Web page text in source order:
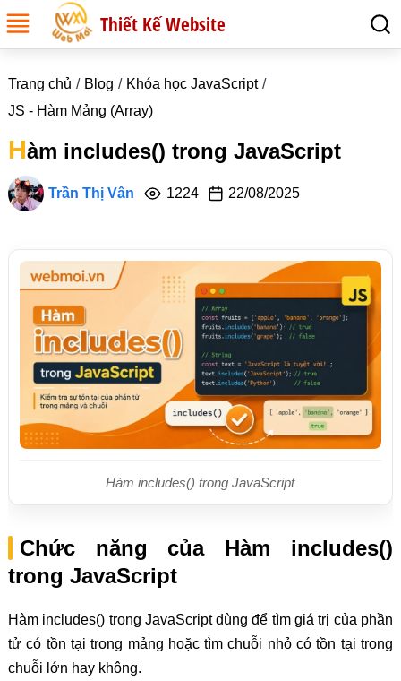
Thiết Kế Website
Trang chủ Blog
Khóa học JavaScript
JS - Hàm Mảng (Array)
Hàm includes() trong JavaScript
Trần Thị Vân 1224 22/08/2025
Hàm includes() trong JavaScript
Chức năng của Hàm includes()
trong JavaScript
Hàm includes() trong JavaScript dùng để tìm giá trị của phần
tử có tồn tại trong mảng hoặc tìm chuỗi nhỏ có tồn tại trong
chuỗi lớn hay không.